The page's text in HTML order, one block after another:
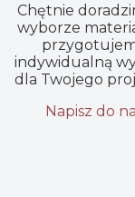
Chętnie
wyborze
indywidualną
dla Twojego
Napisz do